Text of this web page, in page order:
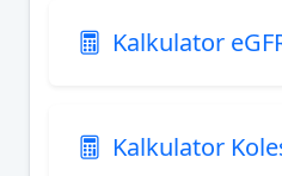
Kalkulator
Kalkulator